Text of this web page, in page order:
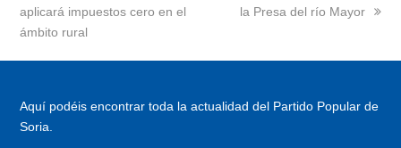
aplicará impuestos cero en el
ámbito rural
la Presa del río Mayor
Aquí podéis encontrar toda la actualidad del Partido Popular de
Soria.